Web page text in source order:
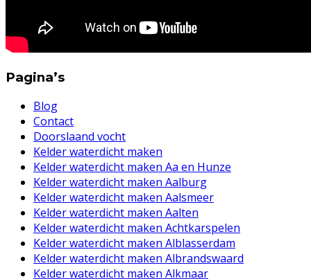
Pagina’s
Blog
Contact
Doorslaand vocht
Kelder waterdicht maken
Kelder waterdicht maken Aa en Hunze
Kelder waterdicht maken Aalburg
Kelder waterdicht maken Aalsmeer
Kelder waterdicht maken Aalten
Kelder waterdicht maken Achtkarspelen
Kelder waterdicht maken Alblasserdam
Kelder waterdicht maken Albrandswaard
Kelder waterdicht maken Alkmaar